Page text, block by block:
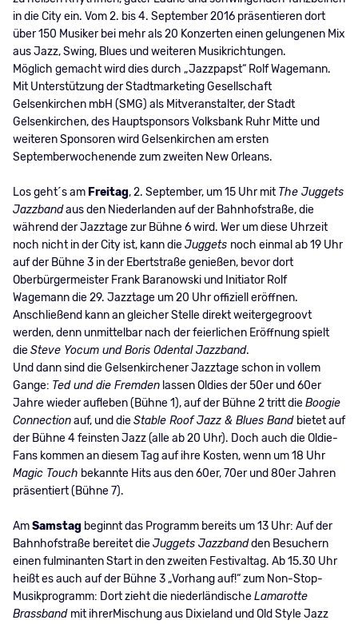
in die City ein. Vom 2. bis 4. September 2016 präsentieren dort
über 150 Musiker bei mehr als 20 Konzerten einen gelungenen Mix
aus Jazz, Swing, Blues und weiteren Musikrichtungen.
Möglich gemacht wird dies durch „Jazzpapst“ Rolf Wagemann.
Mit Unterstützung der Stadtmarketing Gesellschaft
Gelsenkirchen mbH (SMG) als Mitveranstalter, der Stadt
Gelsenkirchen, des Hauptsponsors Volksbank Ruhr Mitte und
weiteren Sponsoren wird Gelsenkirchen am ersten
Septemberwochenende zum zweiten New Orleans.
Los geht´s am Freitag, 2. September, um 15 Uhr mit The Juggets
Jazzbandaus den Niederlanden auf der Bahnhofstraße, die
während der Jazztage zur Bühne 6 wird. Wer um diese Uhrzeit
noch nicht in der City ist, kann dieJuggets noch einmal ab 19 Uhr
auf der Bühne 3 in der Ebertstraße genießen, bevor dort
Oberbürgermeister Frank Baranowski und Initiator Rolf
Wagemann die 29. Jazztage um 20 Uhr offiziell eröffnen.
Anschließend kann an gleicher Stelle direkt weitergegroovt
werden, denn unmittelbar nach der feierlichen Eröffnung spielt
dieSteve Yocum und Boris Odental Jazzband.
Und dann sind die Gelsenkirchener Jazztage schon in vollem
Gange: Ted und die Fremdenlassen Oldies der 50er und 60er
Jahre wieder aufleben (Bühne 1), auf der Bühne 2 tritt dieBoogie
Connectionauf, und dieStable Roof Jazz & Blues Band bietet auf
der Bühne 4 feinsten Jazz (alle ab 20 Uhr). Doch auch die Oldie-
Fans kommen an diesem Tag auf ihre Kosten, wenn um 18 Uhr
Magic Touch bekannte Hits aus den 60er, 70er und 80er Jahren
präsentiert (Bühne 7).
AmSamstagbeginnt das Programm bereits um 13 Uhr: Auf der
Bahnhofstraße bereitet dieJuggets Jazzbandden Besuchern
einen fulminanten Start in den zweiten Festivaltag. Ab 15.30 Uhr
heißt es auch auf der Bühne 3 „Vorhang auf!“ zum Non-Stop-
Musikprogramm: Dort zieht die niederländischeLamarotte
Brassband mit ihrerMischung aus Dixieland und Old Style Jazz